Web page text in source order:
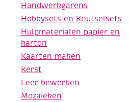
Handwerkgarens
Hobbysets en Knutselsets
Hulpmaterialen papier en
karton
Kaarten maken
Kerst
Leer bewerken
Mozaieken